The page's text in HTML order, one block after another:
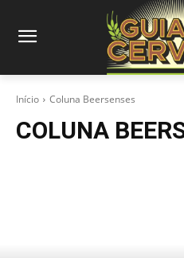
Início Coluna Beersenses
COLUNA